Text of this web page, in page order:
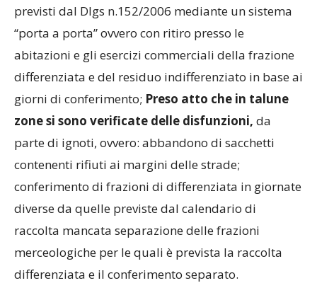
previsti dal Dlgs n.152/2006 mediante un sistema
“porta a porta” ovvero con ritiro presso le
abitazioni e gli esercizi commerciali della frazione
differenziata e del residuo indifferenziato in base ai
giorni di conferimento; Preso atto che in talune
zone si sono verificate delle disfunzioni, da
parte di ignoti, ovvero: abbandono di sacchetti
contenenti rifiuti ai margini delle strade;
conferimento di frazioni di differenziata in giornate
diverse da quelle previste dal calendario di
raccolta mancata separazione delle frazioni
merceologiche per le quali è prevista la raccolta
differenziata e il conferimento separato.